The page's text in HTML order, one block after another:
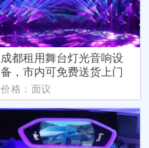
成都租用舞台灯光音响设
备，市内可免费送货上门
价格：面议